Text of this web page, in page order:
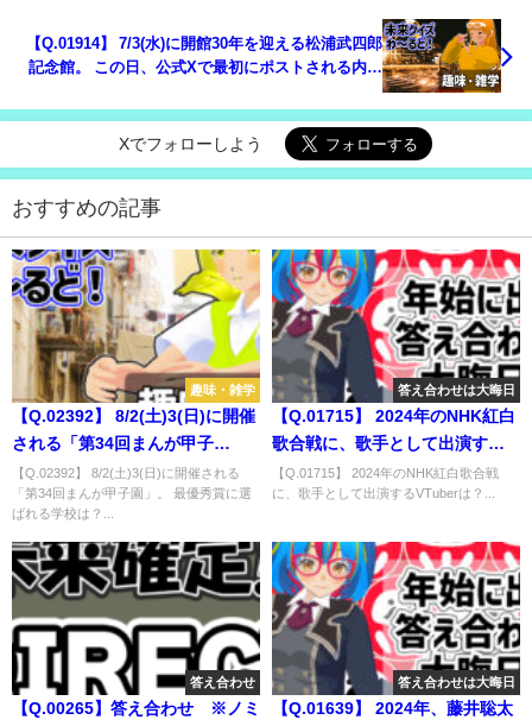
【Q.01914】 7/3(水)に開館30年を迎える松浦武四郎
記念館。 この日、公式Xで最初にポストされる内容
Xでフォローしよう
おすすめの記事
趣味・雑学
【Q.02392】 8/2(土)3(日)に開催
される「第34回まんが甲子
園」。 最優秀賞に選ばれる学校
は？
【Q.02392】 8/2(土)3(日)に開催される
「第34回まんが甲子園」。 最優秀賞に選
ばれる学校は？...
答え合わせは大晦日
【Q.01715】 2024年のNHK紅白
歌合戦に、歌手として出演する
VTuberは？
【Q.01715】 2024年のNHK紅白歌合戦
に、歌手として出演するVTuberは？...
答え合わせ
【Q.00265】答え合わせ ※ノミ
答え合わせは大晦日
【Q.01639】 2024年、藤井聡太